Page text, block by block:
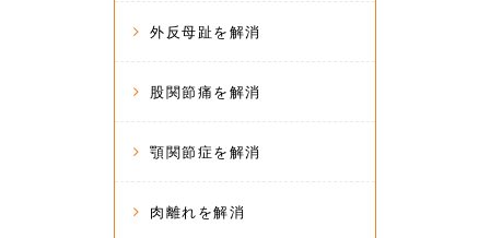
外反母趾を解消
股関節痛を解消
顎関節症を解消
肉離れを解消